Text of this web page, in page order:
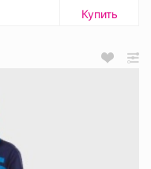
Купить